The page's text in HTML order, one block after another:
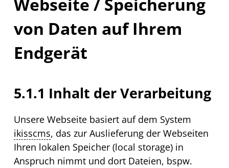
von Daten auf Ihrem
Endgerät
5.1.1 Inhalt der Verarbeitung
Unsere Webseite basiert auf dem System
ikisscms, das zur Auslieferung der Webseiten
Ihren lokalen Speicher (local storage) in
Anspruch nimmt und dort Dateien, bspw.